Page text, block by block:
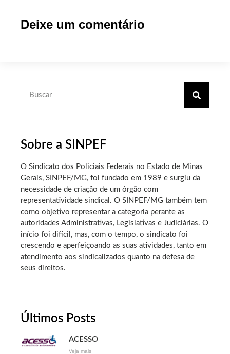
Deixe um comentário
Sobre a SINPEF
O Sindicato dos Policiais Federais no Estado de Minas
Gerais, SINPEF/MG, foi fundado em 1989 e surgiu da
necessidade de criação de um órgão com
representatividade sindical. O SINPEF/MG também tem
como objetivo representar a categoria perante as
autoridades Administrativas, Legislativas e Judiciárias. O
início foi difícil, mas, com o tempo, o sindicato foi
crescendo e aperfeiçoando as suas atividades, tanto em
atendimento aos sindicalizados quanto na defesa de
seus direitos.
Últimos Posts
ACESSO
Veja mais